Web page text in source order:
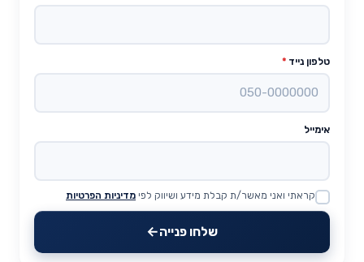
טלפון נייד *
אימייל
Website
קראתי ואני מאשר/ת קבלת מידע ושיווק לפי מדיניות הפרטיות
שלחו פנייה